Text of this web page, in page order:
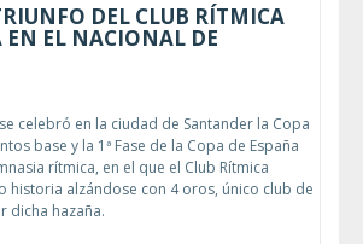
DEL CLUB RÍTMICA
EL NACIONAL DE
celebró en la ciudad de Santander la Copa
base y la 1ª Fase de la Copa de España
rítmica, en el que el Club Rítmica
historia alzándose con 4 oros, único club de
dicha hazaña.